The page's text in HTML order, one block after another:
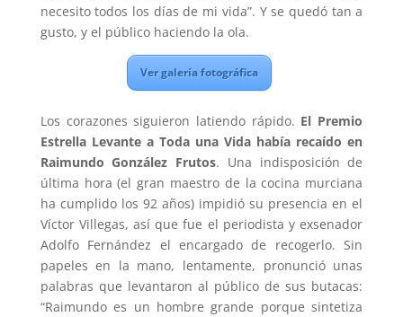
necesito todos los días de mi vida”. Y se quedó tan a
gusto, y el público haciendo la ola.
Ver galería fotográfica
Los corazones siguieron latiendo rápido. El Premio
Estrella Levante a Toda una Vida había recaído en
Raimundo González Frutos. Una indisposición de
última hora (el gran maestro de la cocina murciana
ha cumplido los 92 años) impidió su presencia en el
Víctor Villegas, así que fue el periodista y exsenador
Adolfo Fernández el encargado de recogerlo. Sin
papeles en la mano, lentamente, pronunció unas
palabras que levantaron al público de sus butacas:
“Raimundo es un hombre grande porque sintetiza